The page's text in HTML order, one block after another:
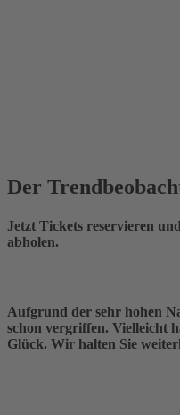
Der
Jetzt Tickets reservieren
abholen.
Aufgrund der sehr hohen
schon vergriffen. Vielleicht
Glück. Wir halten Sie